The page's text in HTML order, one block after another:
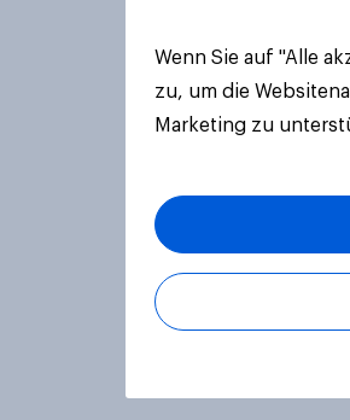
Wenn Sie auf "Alle
zu, um die
Marketing zu